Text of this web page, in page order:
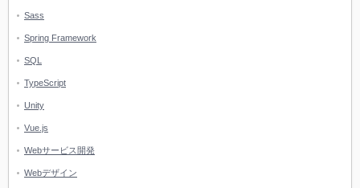
Sass
Spring Framework
SQL
TypeScript
Unity
Vue.js
Webサービス開発
Webデザイン